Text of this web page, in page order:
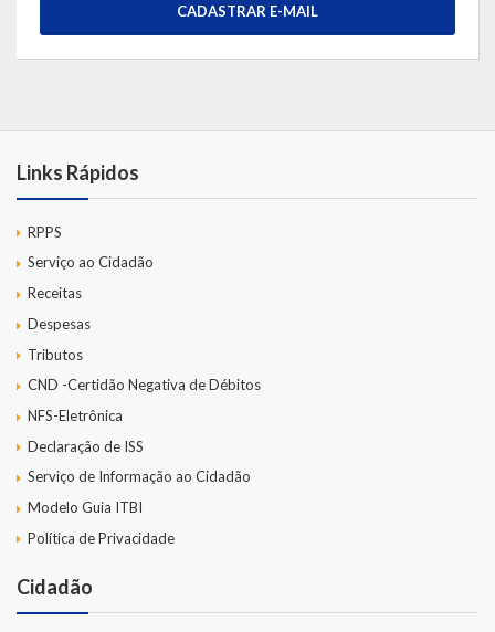
CADASTRAR E-MAIL
Links Rápidos
RPPS
Serviço ao Cidadão
Receitas
Despesas
Tributos
CND -Certidão Negativa de Débitos
NFS-Eletrônica
Declaração de ISS
Serviço de Informação ao Cidadão
Modelo Guia ITBI
Política de Privacidade
Cidadão